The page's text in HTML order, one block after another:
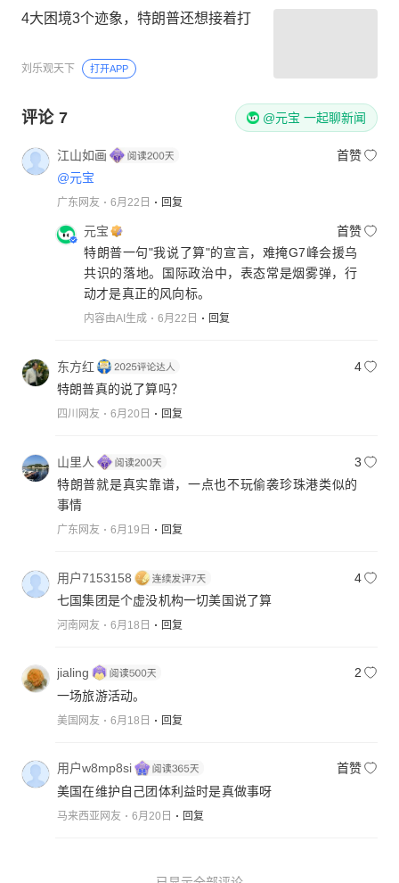
4大困境3个迹象，特朗普还想接着打
刘乐观天下 打开APP
评论 7 @元宝 一起聊新闻
江山如画
首赞
@元宝
广东网友 6月22日 回复
元宝
首赞
特朗普一句"我说了算"的宣言，难掩G7峰会援乌
共识的落地。国际政治中，表态常是烟雾弹，行
动才是真正的风向标。
内容由AI生成 6月22日 回复
东方红
4
特朗普真的说了算吗？
四川网友 6月20日 回复
山里人
3
特朗普就是真实靠谱，一点也不玩偷袭珍珠港类似的
事情
广东网友 6月19日 回复
用户7153158
4
七国集团是个虚没机构一切美国说了算
河南网友 6月18日 回复
jialing
2
一场旅游活动。
美国网友 6月18日 回复
用户w8mp8si
首赞
美国在维护自己团体利益时是真做事呀
马来西亚网友 6月20日 回复